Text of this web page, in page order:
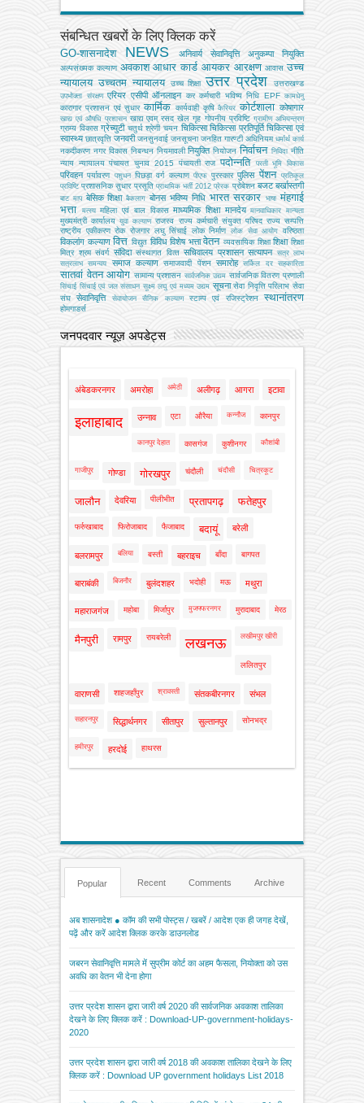
संबन्धित खबरों के लिए क्लिक करें
GO-शासनादेश NEWS अनिवार्य सेवानिवृत्ति अनुकम्पा नियुक्ति
अल्‍पसंख्‍यक कल्‍याण अवकाश आधार कार्ड आयकर आरक्षण आवास उच्च
न्यायालय उच्चतम न्यायालय उच्‍च शिक्षा उत्तर प्रदेश उत्तराखण्ड
उपभोक्‍ता संरक्षण एरियर एसीपी ऑनलाइन कर कर्मचारी भविष्य निधि EPF कामधेनु
कारागार प्रशासन एवं सुधार कार्मिक कार्यवाही कृषि कैरियर कोर्टशाला कोषागार
खाद्य एवं औषधि प्रशासन खाद्य एवम् रसद खेल गृह गोपनीय प्रविष्टि ग्रामीण अभियन्‍त्रण
ग्राम्य विकास ग्रेच्युटी चतुर्थ श्रेणी चयन चिकित्सा चिकित्सा प्रतिपूर्ति चिकित्‍सा एवं
स्वास्थ्य छात्रवृत्ति जनवरी जनसुनवाई जनसूचना जनहित गारण्टी अधिनियम धर्मार्थ कार्य
नकदीकरण नगर विकास निबन्‍धन नियमावली नियुक्ति नियोजन निर्वाचन निविदा नीति
न्याय न्यायालय पंचायत चुनाव 2015 पंचायती राज पदोन्नति परती भूमि विकास
परिवहन पर्यावरण पशुधन पिछड़ा वर्ग कल्‍याण पीएफ पुरस्कार पुलिस पेंशन
प्रतिकूल
प्रविष्टि प्रशासनिक सुधार प्रसूति प्राथमिक भर्ती 2012 प्रेरक प्रोबेशन बजट बर्खास्तगी
बाट माप बेसिक शिक्षा बैकलाग बोनस भविष्य निधि भारत सरकार भाषा मंहगाई
भत्ता
मत्‍स्‍य महिला एवं बाल विकास माध्यमिक शिक्षा मानदेय मानवाधिकार मान्यता
मुख्‍यमंत्री कार्यालय युवा कल्याण राजस्व राज्य कर्मचारी संयुक्त परिषद राज्य सम्पत्ति
राष्ट्रीय एकीकरण रोक रोजगार लघु सिंचाई लोक निर्माण लोक सेवा आयोग वरिष्ठता
विकलांग कल्याण वित्त विद्युत विविध विशेष भत्ता वेतन व्‍यवसायिक शिक्षा शिक्षा शिक्षा
मित्र श्रम संवर्ग संविदा संस्‍थागत वित्‍त सचिवालय प्रशासन सत्यापन सत्र लाभ
सत्रलाभ
समन्वय समाज कल्याण समाजवादी पेंशन समारोह सर्किल दर सहकारिता
सातवां वेतन आयोग सामान्य प्रशासन सार्वजनिक उद्यम सार्वजनिक वितरण प्रणाली
सिंचाई सिंचाई एवं जल संसाधन सूक्ष्म लघु एवं मध्यम उद्यम सूचना सेवा निवृत्ति परिलाभ सेवा
संघ
सेवानिवृत्ति सेवायोजन सैनिक कल्‍याण स्टाम्प एवं रजिस्ट्रेशन स्थानांतरण
होमगाडर्स
जनपदवार न्यूज़ अपडेट्स
अंबेडकरनगर अमरोहा अमेठी अलीगढ़ आगरा इटावा
इलाहाबाद उन्नाव एटा औरैया कन्नौज कानपुर
कानपुर देहात कासगंज कुशीनगर कौशांबी
गाजीपुर गोण्डा गोरखपुर चंदौली चंदौसी चित्रकूट
जालौन देवरिया पीलीभीत प्रतापगढ़ फतेहपुर
फर्रुखाबाद फिरोजाबाद फैजाबाद बदायूं बरेली
बलरामपुर बलिया बस्ती बहराइच बाँदा बागपत
बाराबंकी बिजनौर बुलंदशहर भदोही मऊ मथुरा
महाराजगंज महोबा मिर्जापुर मुजफ्फरनगर मुरादाबाद मेरठ
मैनपुरी रामपुर रायबरेली लखनऊ लखीमपुर खीरी
ललितपुर
वाराणसी शाहजहाँपुर श्रावस्ती संतकबीरनगर संभल
सहारनपुर सिद्धार्थनगर सीतापुर सुल्तानपुर सोनभद्र
हमीरपुर हरदोई हाथरस
Popular Recent Comments Archive
अब शासनादेश ● कॉम की सभी पोस्ट्स / खबरें / आदेश एक ही जगह देखें,
पढ़ें और करें आदेश क्लिक करके डाउनलोड
जबरन सेवानिवृत्ति मामले में सुप्रीम कोर्ट का अहम फैसला, नियोक्ता को उस
अवधि का वेतन भी देना होगा
उत्तर प्रदेश शासन द्वारा जारी वर्ष 2020 की सार्वजनिक अवकाश तालिका
देखने के लिए क्लिक करें : Download-UP-government-holidays-
2020
उत्तर प्रदेश शासन द्वारा जारी वर्ष 2018 की अवकाश तालिका देखने के लिए
क्लिक करें : Download UP government holidays List 2018